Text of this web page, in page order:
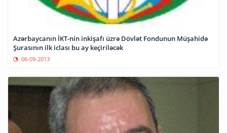
Azərbaycanın İKT-nin inkişafı üzrə Dövlət Fondunun Müşahidə
Şurasının ilk iclası bu ay keçiriləcək
06-09-2013